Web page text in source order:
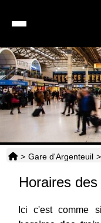
> Gare d'Argenteuil >
Horaires
Ici c'est comme